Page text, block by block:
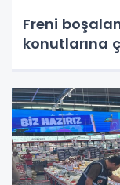
Freni
konutlarına